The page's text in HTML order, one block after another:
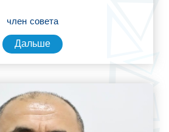
член совета
Дальше